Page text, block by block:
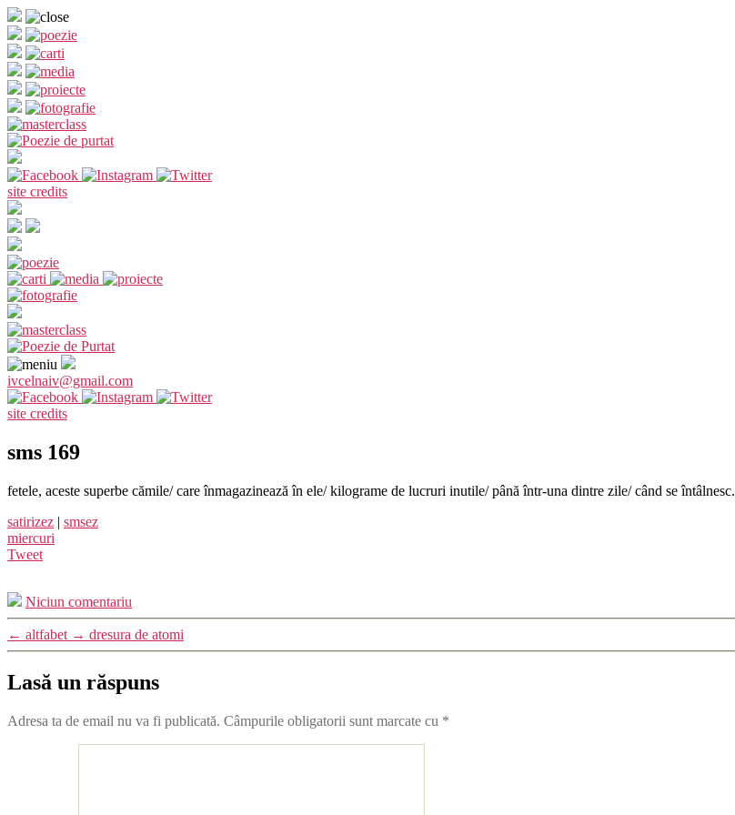
Sari
la
conținut
site credits
ivcelnaiv@gmail.com
site credits
sms 169
fetele, aceste superbe cămile/ care înmagazinează în ele/ kilograme de lucruri inutile/ până într-una dintre zile/ când se întâlnesc.
satirizez | smsez
miercuri
Tweet
Niciun comentariu
← altfabet → dresura de atomi
Lasă un răspuns
Adresa ta de email nu va fi publicată. Câmpurile obligatorii sunt marcate cu *